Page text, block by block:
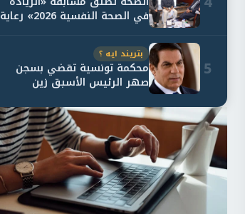
في الصحة النفسية 2026» رعاية
نفسية اف...
5
بتريند ايه ؟
محكمة تونسية تقضي بسجن
صهر الرئيس الأسبق زين
العابدين بن علي لمدة...